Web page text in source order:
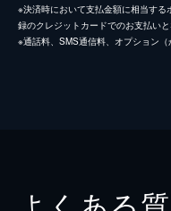
※決済時において支払金額に相当す
録のクレジットカードでのお支払いと
※通話料、SMS通信料、オプション（